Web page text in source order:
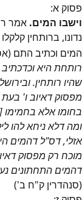
פסוק א:
וישבו המים. אמר
נדונו, ברותחין
המים וכתיב התם
רותחת היא
שהיו רותחין.
מפסוק דאיוב ו'
בחומו אלא בחמימו
ומה דלא ניחא להו
אזלי, דס"ל דהמים
מוכח רק מפסוק
דהמים התחתונים
(סנהדרין ק"ח ב')